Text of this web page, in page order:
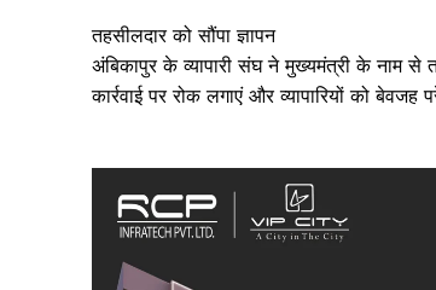
तहसीलदार को सौंपा ज्ञापन
अंबिकापुर के व्यापारी संघ ने मुख्यमंत्री के नाम से
कार्रवाई पर रोक लगाएं और व्यापारियों को बेवजह